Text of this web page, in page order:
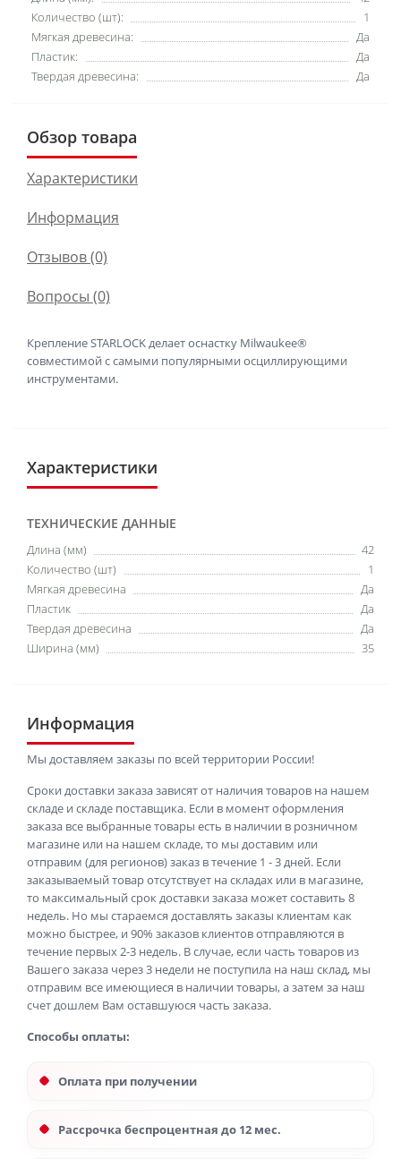
Количество (шт):
1
Мягкая древесина:
Да
Пластик:
Да
Твердая древесина:
Да
Обзор товара
Характеристики
Информация
Отзывов (0)
Вопросы (0)
Крепление STARLOCK делает оснастку Milwaukee®
совместимой с самыми популярными осциллирующими
инструментами.
Характеристики
ТЕХНИЧЕСКИЕ ДАННЫЕ
Длина (мм)
42
Количество (шт)
1
Мягкая древесина
Да
Пластик
Да
Твердая древесина
Да
Ширина (мм)
35
Информация
Мы доставляем заказы по всей территории России!
Сроки доставки заказа зависят от наличия товаров на нашем
складе и складе поставщика. Если в момент оформления
заказа все выбранные товары есть в наличии в розничном
магазине или на нашем складе, то мы доставим или
отправим (для регионов) заказ в течение 1 - 3 дней. Если
заказываемый товар отсутствует на складах или в магазине,
то максимальный срок доставки заказа может составить 8
недель. Но мы стараемся доставлять заказы клиентам как
можно быстрее, и 90% заказов клиентов отправляются в
течение первых 2-3 недель. В случае, если часть товаров из
Вашего заказа через 3 недели не поступила на наш склад, мы
отправим все имеющиеся в наличии товары, а затем за наш
счет дошлем Вам оставшуюся часть заказа.
Способы оплаты:
Оплата при получении
Рассрочка беспроцентная до 12 мес.